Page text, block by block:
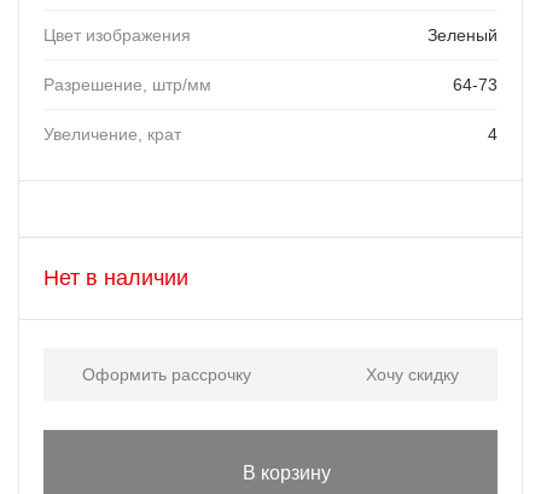
Цвет изображения Зеленый
Разрешение, штр/мм 64-73
Увеличение, крат 4
Нет в наличии
Оформить рассрочку Хочу скидку
В корзину